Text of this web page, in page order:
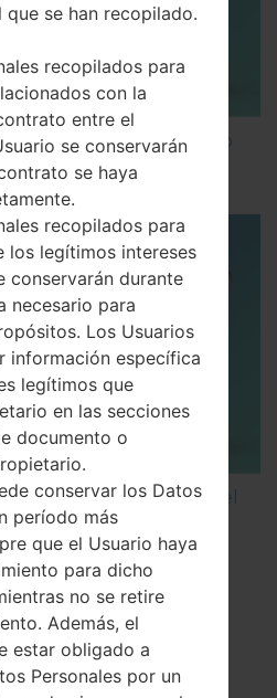
Oficial en el teléfono
mediante Odin?
de fábrica a través del
Star 3 GT-S5222?
su comentario.
se han recopilado.
recopilados para
con la
entre el
se conservarán
se haya
recopilados para
los legítimos intereses
conservarán durante
necesario para
Los Usuarios
información específica
legítimos que
en las secciones
documento o
conservar los Datos
período más
que el Usuario haya
para dicho
no se retire
Además, el
estar obligado a
Personales por un